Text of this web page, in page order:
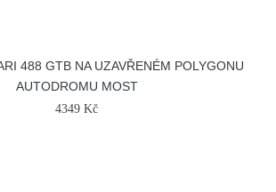
488 GTB NA UZAVŘENÉM POLYGONU
AUTODROMU MOST
4349 Kč